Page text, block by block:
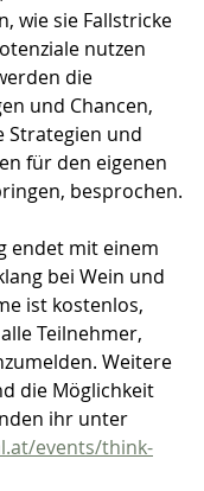
wie sie Fallstricke
nutzen
die
und Chancen,
Strategien und
für den eigenen
besprochen.
endet mit einem
bei Wein und
ist kostenlos,
Teilnehmer,
Weitere
die Möglichkeit
ihr unter
events/think-